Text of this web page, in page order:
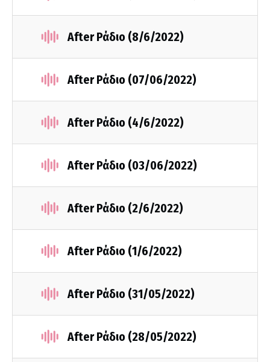
After Ράδιο (8/6/2022)
After Ράδιο (07/06/2022)
After Ράδιο (4/6/2022)
After Ράδιο (03/06/2022)
After Ράδιο (2/6/2022)
After Ράδιο (1/6/2022)
After Ράδιο (31/05/2022)
After Ράδιο (28/05/2022)